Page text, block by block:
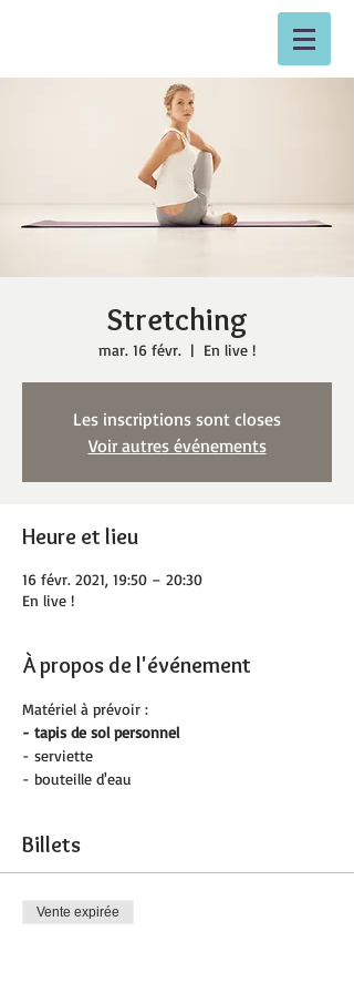
Stretching
mar. 16 févr.
  |
En live !
Les inscriptions sont closes
Voir autres événements
Heure et lieu
16 févr. 2021, 19:50 – 20:30
En live !
À propos de l'événement
Matériel à prévoir :
- tapis de sol personnel
- serviette
- bouteille d'eau
Billets
Vente expirée